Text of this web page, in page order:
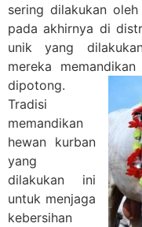
sering dilakukan
pada akhirnya di
unik yang
mereka
dipotong.
Tradisi
memandikan
hewan kurban
yang
dilakukan ini
untuk menjaga
kebersihan